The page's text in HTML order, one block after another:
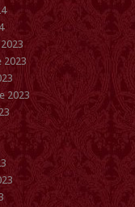
2023
2023